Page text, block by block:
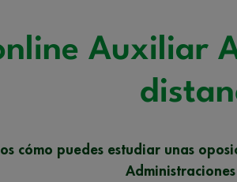
Auxiliar
cómo puedes estudiar unas